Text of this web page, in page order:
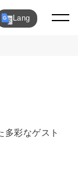
Lang
多彩なゲスト